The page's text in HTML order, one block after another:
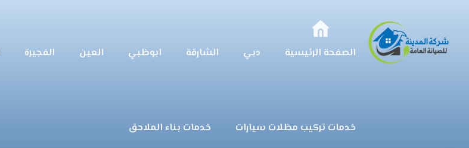
الصفحة الرئيسية دبي الشارقة ابوظبي العين الفجيرة
خدمات تركيب مظلات سيارات خدمات بناء الملاحق